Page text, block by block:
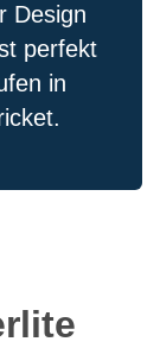
Design
perfekt
in